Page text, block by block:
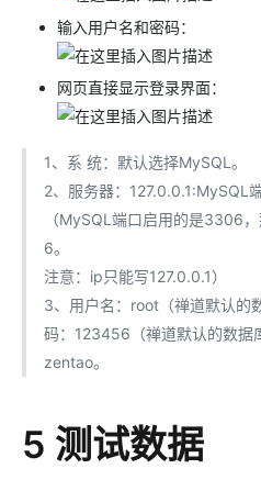
输入用户名和密码：
网页直接显示登录界面：
1、系 统：默认选择MySQL。
2、服务器：127.0.0.1:MySQL
（MySQL端口启用的是3306
6。
注意：ip只能写127.0.0.1）
3、用户名：root（禅道默认的
码：123456（禅道默认的数据
zentao。
5 测试数据